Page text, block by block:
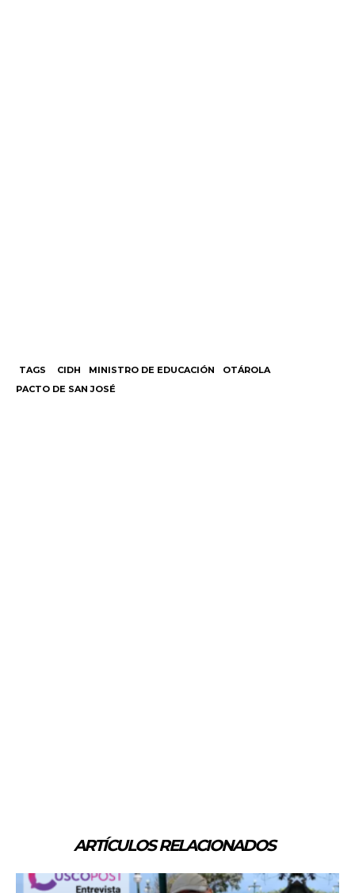
TAGS CIDH MINISTRO DE EDUCACIÓN
OTÁROLA
PACTO DE SAN JOSÉ
ARTÍCULOS RELACIONADOS